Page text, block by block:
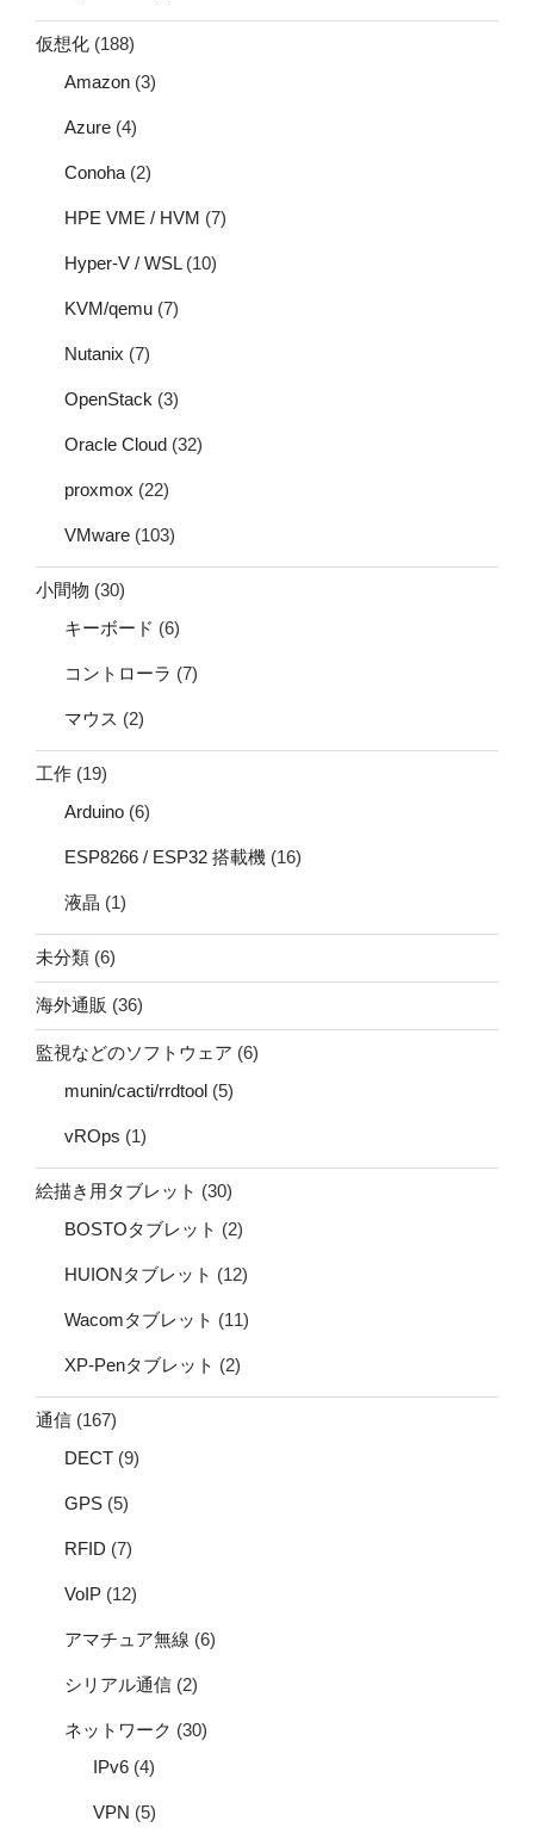
仮想化 (188)
Amazon (3)
Azure (4)
Conoha (2)
HPE VME / HVM (7)
Hyper-V / WSL(10)
KVM/qemu (7)
Nutanix (7)
OpenStack (3)
Oracle Cloud (32)
proxmox (22)
VMware (103)
小間物 (30)
キーボード (6)
コントローラ (7)
マウス (2)
工作 (19)
Arduino (6)
ESP8266 / ESP32 搭載機 (16)
液晶 (1)
未分類 (6)
海外通販 (36)
監視などのソフトウェア (6)
munin/cacti/rrdtool (5)
vROps (1)
絵描き用タブレット (30)
BOSTOタブレット (2)
HUIONタブレット (12)
Wacomタブレット (11)
XP-Penタブレット (2)
通信 (167)
DECT (9)
GPS (5)
RFID (7)
VoIP (12)
アマチュア無線 (6)
シリアル通信 (2)
ネットワーク (30)
IPv6 (4)
VPN (5)